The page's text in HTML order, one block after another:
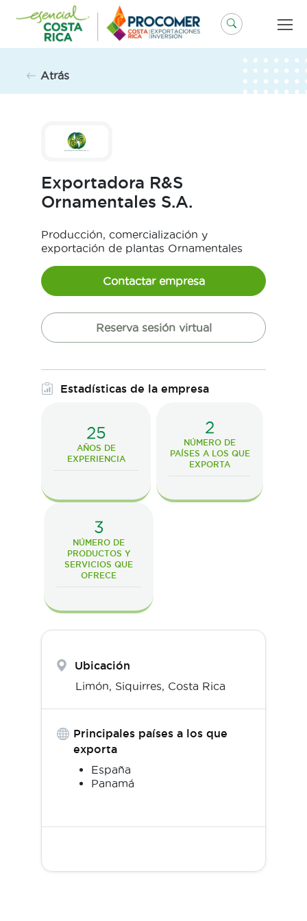
contenido
Atrás
Exportadora R&S
Ornamentales S.A.
Producción, comercialización y
exportación de plantas Ornamentales
Contactar empresa
Reserva sesión virtual
Estadísticas de la empresa
25
AÑOS DE
EXPERIENCIA
2
NÚMERO DE
PAÍSES A LOS QUE
EXPORTA
3
NÚMERO DE
PRODUCTOS Y
SERVICIOS QUE
OFRECE
Ubicación
Limón, Siquirres, Costa Rica
Principales países a los que
exporta
España
Panamá